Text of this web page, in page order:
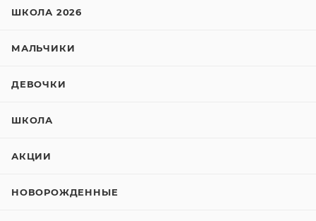
ШКОЛА 2026
МАЛЬЧИКИ
ДЕВОЧКИ
ШКОЛА
АКЦИИ
НОВОРОЖДЕННЫЕ